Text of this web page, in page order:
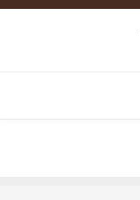
Skip